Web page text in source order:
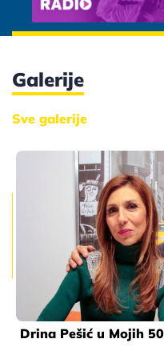
Galerije
Sve galerije
Drina Pešić u Mojih 50